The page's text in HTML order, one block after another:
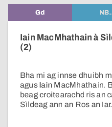
Gd
Iain MacMhathain à
(2)
Bha mi ag innse dhuibh
agus Iain MacMhathain.
beag croitearachd ris an
Sìldeag ann an Ros an Iar.